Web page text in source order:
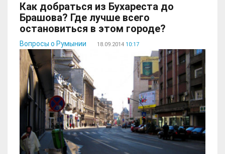
Как добраться из Бухареста до
Брашова? Где лучше всего
остановиться в этом городе?
Вопросы о Румынии 18.09.2014 10:17